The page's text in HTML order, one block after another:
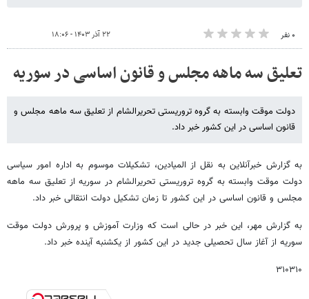
۰ نفر ۲۲ آذر ۱۴۰۳ - ۱۸:۰۶
تعلیق سه ماهه مجلس و قانون اساسی در سوریه
دولت موقت وابسته به گروه تروریستی تحریرالشام از تعلیق سه ماهه مجلس و
قانون اساسی در این کشور خبر داد.
به گزارش خبرآنلاین به نقل از المیادین، تشکیلات موسوم به اداره امور سیاسی
دولت موقت وابسته به گروه تروریستی تحریرالشام در سوریه از تعلیق سه ماهه
مجلس و قانون اساسی در این کشور تا زمان تشکیل دولت انتقالی خبر داد.
به گزارش مهر، این خبر در حالی است که وزارت آموزش و پرورش دولت موقت
سوریه از آغاز سال تحصیلی جدید در این کشور از یکشنبه آینده خبر داد.
۳۱۰۳۱۰